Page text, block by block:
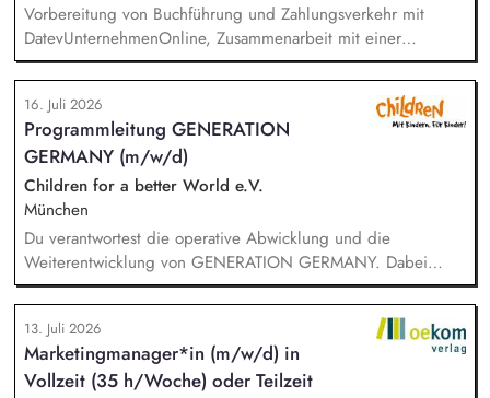
Vorbereitung von Buchführung und Zahlungsverkehr mit
DatevUnternehmenOnline, Zusammenarbeit mit einer
Steuerkanzlei, Zuarbeit Wirtschaftsprüfung bei der Erstellung
des Verwendungsnachweises und des Jahresabschlusses,
Unterstützung in der Projektadministration und -abrechnung,
Administrative Beratung von Kooperationspartner*innen,
Pflege von Personalstammdaten, Unterstützung der
Geschäftsführung, Einführung und Nutzung von digitalen
Anwendungen, Einhaltung und Überprüfung der DSGVO.
16. Juli 2026
Programmleitung GENERATION
GERMANY (m/w/d)
Children for a better World e.V.
München
Du verantwortest die operative Abwicklung und die
Weiterentwicklung von GENERATION GERMANY. Dabei
arbeitest Du im Team und auch eng mit unserem Vorstand
zusammen und übernimmst Verantwortung für die Strategie,
die Umsetzung und das Wachstum des Programms. Dazu
gehören insbesondere: Inhaltliche, strategische und
organisatorische Weiterentwicklung des Programms,
13. Juli 2026
Marketingmanager*in (m/w/d) in
Vollzeit (35 h/Woche) oder Teilzeit